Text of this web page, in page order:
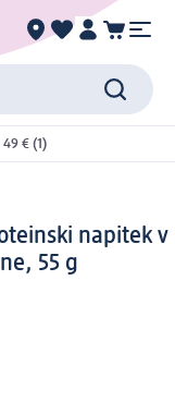
€ (1)
napitek v
55 g